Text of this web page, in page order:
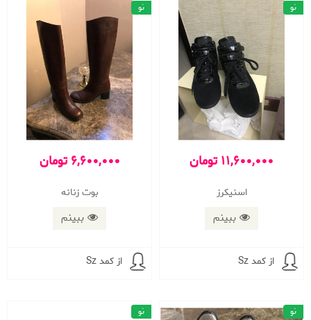
11,600,000 تومان
اسنیکرز
ببینم
نو
از کمد Sz
6,600,000 تومان
بوت زنانه
ببینم
نو
از کمد Sz
نو نو